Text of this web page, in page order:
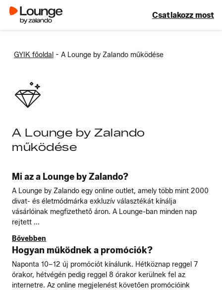
Csatlakozz most
GYIK főoldal - A Lounge by Zalando működése
A Lounge by Zalando
működése
Mi az a Lounge by Zalando?
A Lounge by Zalando egy online outlet, amely több mint 2000
divat- és életmódmárka exkluzív választékát kínálja
vásárlóinak megfizethető áron. A Lounge-ban minden nap
rejtett ...
Bővebben
Hogyan működnek a promóciók?
Naponta 10–12 új promóciót kínálunk. Hétköznap reggel 7
órakor, hétvégén pedig reggel 8 órakor kerülnek fel az
internetre. Az online megjelenést követően promócióink